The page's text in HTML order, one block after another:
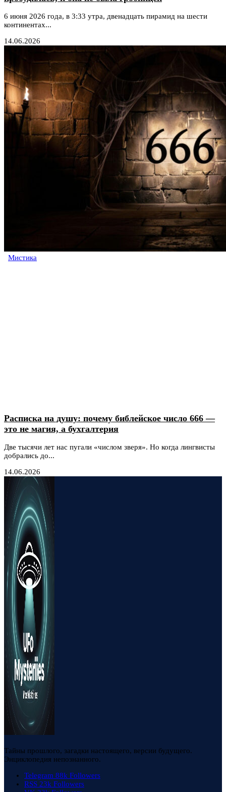
6 июня 2026 года, в 3:33 утра, двенадцать пирамид на шести
континентах...
14.06.2026
Мистика
Расписка на душу: почему библейское число 666 —
это не магия, а бухгалтерия
Две тысячи лет нас пугали «числом зверя». Но когда лингвисты
добрались до...
14.06.2026
Тайны прошлого, загадки настоящего, версии будущего.
Энциклопедия непознанного.
Telegram 88k Followers
RSS 23k Followers